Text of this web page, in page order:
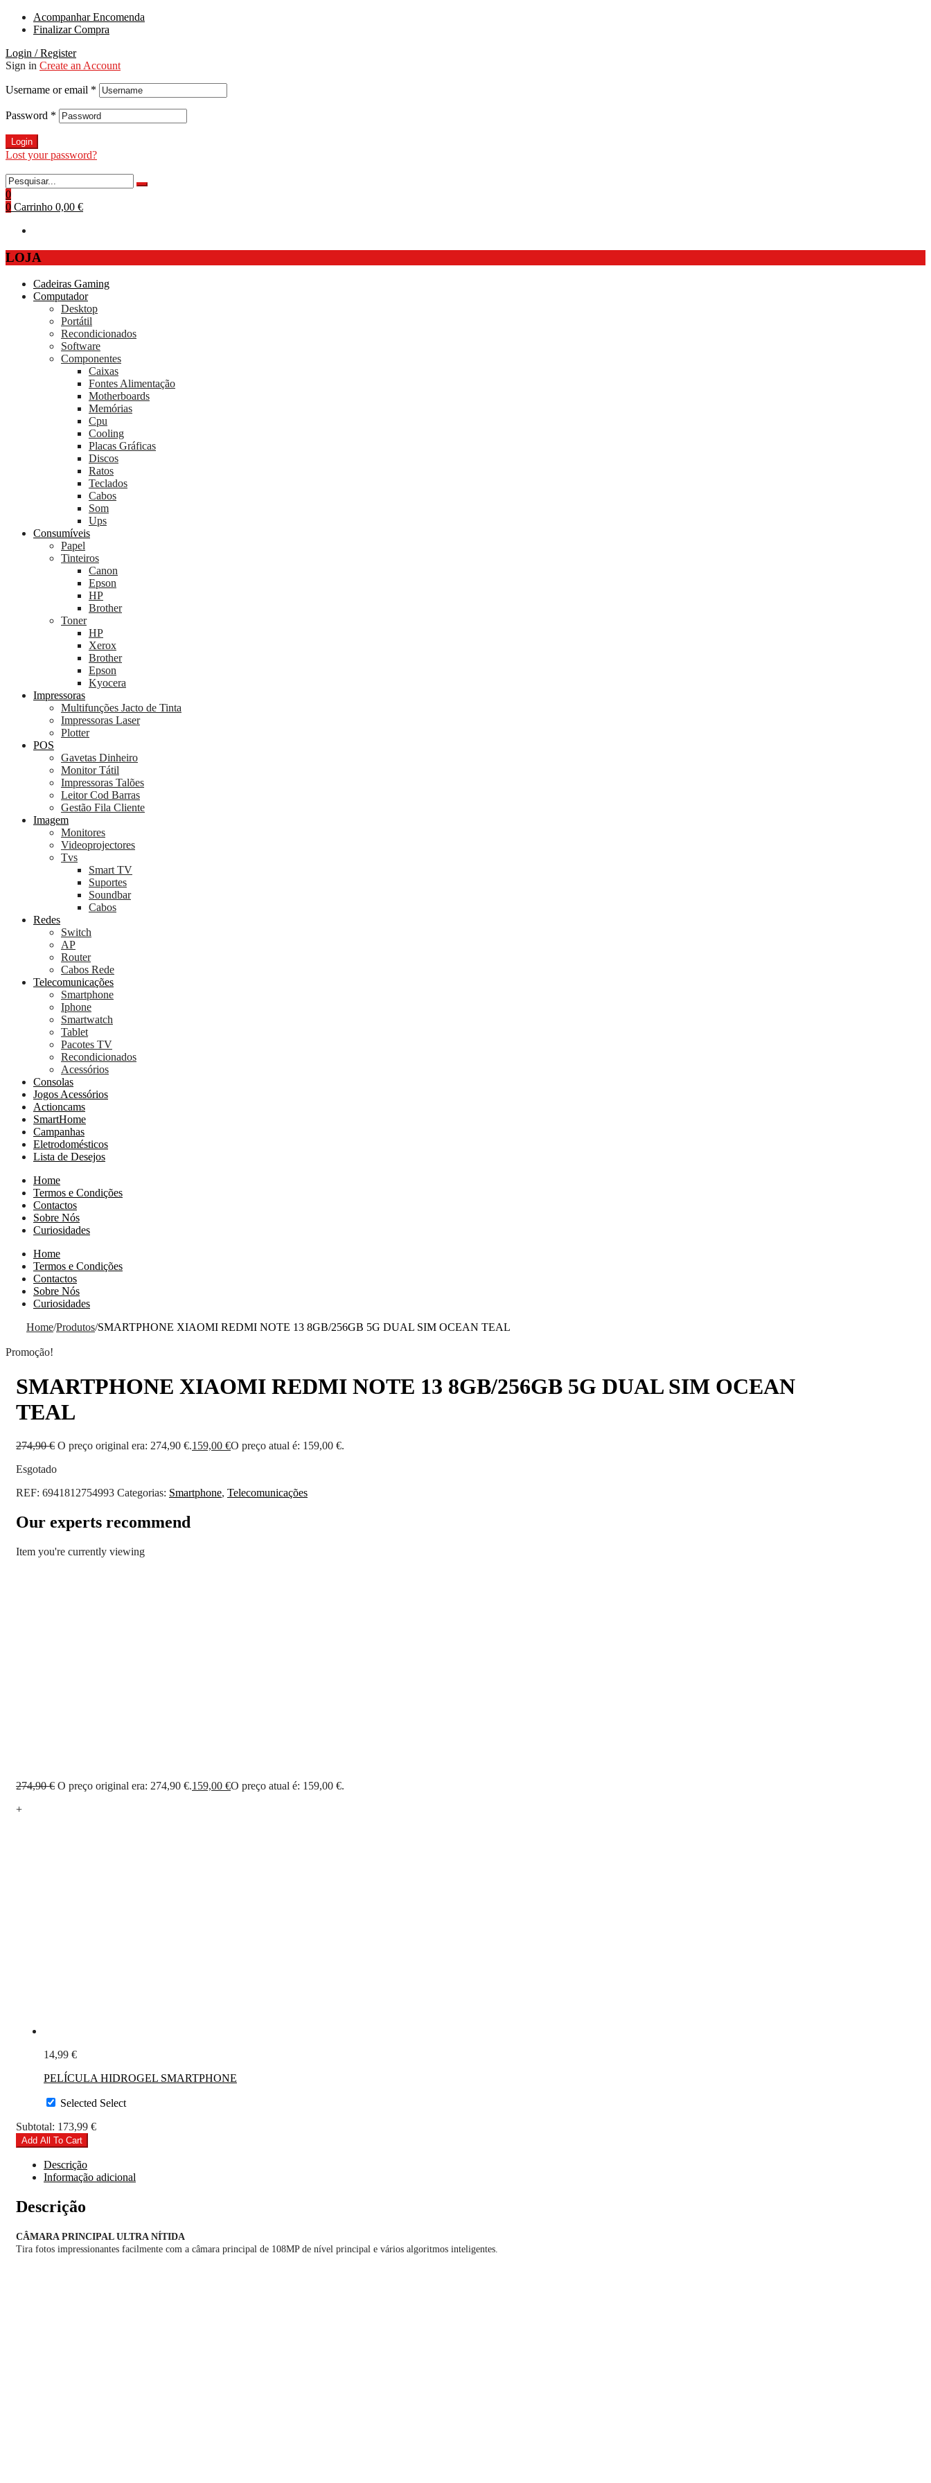
Acompanhar Encomenda
Finalizar Compra
Login / Register
Sign in Create an Account
Username or email *
Password *
Login
Lost your password?
0
0 Carrinho 0,00 €
LOJA
Cadeiras Gaming
Computador
Desktop
Portátil
Recondicionados
Software
Componentes
Caixas
Fontes Alimentação
Motherboards
Memórias
Cpu
Cooling
Placas Gráficas
Discos
Ratos
Teclados
Cabos
Som
Ups
Consumíveis
Papel
Tinteiros
Canon
Epson
HP
Brother
Toner
HP
Xerox
Brother
Epson
Kyocera
Impressoras
Multifunções Jacto de Tinta
Impressoras Laser
Plotter
POS
Gavetas Dinheiro
Monitor Tátil
Impressoras Talões
Leitor Cod Barras
Gestão Fila Cliente
Imagem
Monitores
Videoprojectores
Tvs
Smart TV
Suportes
Soundbar
Cabos
Redes
Switch
AP
Router
Cabos Rede
Telecomunicações
Smartphone
Iphone
Smartwatch
Tablet
Pacotes TV
Recondicionados
Acessórios
Consolas
Jogos Acessórios
Actioncams
SmartHome
Campanhas
Eletrodomésticos
Lista de Desejos
Home
Termos e Condições
Contactos
Sobre Nós
Curiosidades
Home
Termos e Condições
Contactos
Sobre Nós
Curiosidades
Home/Produtos/SMARTPHONE XIAOMI REDMI NOTE 13 8GB/256GB 5G DUAL SIM OCEAN TEAL
Promoção!
SMARTPHONE XIAOMI REDMI NOTE 13 8GB/256GB 5G DUAL SIM OCEAN
TEAL
274,90€ O preço original era: 274,90 €.159,00 €O preço atual é: 159,00 €.
Esgotado
REF: 6941812754993 Categorias: Smartphone, Telecomunicações
Our experts recommend
Item you're currently viewing
274,90€ O preço original era: 274,90 €.159,00 €O preço atual é: 159,00 €.
+
14,99 €
PELÍCULA HIDROGEL SMARTPHONE
Selected Select
Subtotal: 173,99 €
Add All To Cart
Descrição
Informação adicional
Descrição
CÂMARA PRINCIPAL ULTRA NÍTIDA
Tira fotos impressionantes facilmente com a câmara principal de 108MP de nível principal e vários algoritmos inteligentes.